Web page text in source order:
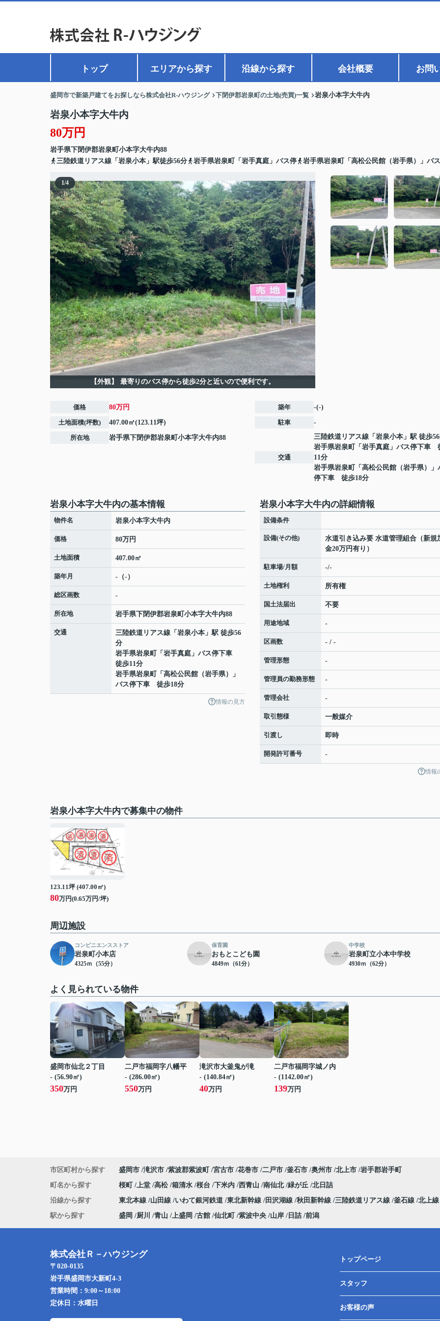
トップ エリアから探す 沿線から探す 会社概要 お問
盛岡市で新築戸建てをお探しなら株式会社R-ハウジング 下閉伊郡岩泉町の土地(売買)一覧 岩泉小本字大牛内
岩泉小本字大牛内
80万円
岩手県下閉伊郡岩泉町 小本字大牛内88
三陸鉄道リアス線「岩泉小本」駅徒歩56分
岩手県岩泉町「岩手真庭」バス停 岩手県岩泉町「高松公民館（岩手県）」バ
1/4
【外観】 最寄りのバス停から徒歩2分と近いので便利です。
価格 80万円
土地面積(坪数) 407.00㎡(123.11坪)
所在地 岩手県下閉伊郡岩泉町 小本字大牛内88
築年 -(-)
駐車 -
交通
三陸鉄道リアス線 「 岩泉小本 」駅 徒歩
岩手県岩泉町「岩手真庭」バス停下車
11分
岩手県岩泉町「高松公民館（岩手県）」
停下車 徒歩18分
岩泉小本字大牛内の基本情報
物件名 岩泉小本字大牛内
価格 80万円
土地面積 407.00㎡
築年月 -（-）
総区画数 -
所在地 岩手県下閉伊郡岩泉町 小本字大牛内88
交通 三陸鉄道リアス線 「 岩泉小本 」駅 徒歩56
分
岩手県岩泉町「岩手真庭」バス停下車
徒歩11分
岩手県岩泉町「高松公民館（岩手県）」
バス停下車 徒歩18分
情報の見方
岩泉小本字大牛内の詳細情報
設備条件
設備(その他)
水道引き込み要 水道管理組合（新規
金20万円有り）
駐車場/月額 -/-
土地権利 所有権
国土法届出 不要
用途地域 -
区画数 - / -
管理形態 -
管理員の勤務形態 -
管理会社 -
取引態様 一般媒介
引渡し 即時
開発許可番号 -
情報
岩泉小本字大牛内で募集中の物件
123.11坪 (407.00㎡)
80万円(0.65万円/坪)
周辺施設
コンビニエンスストア
岩泉町小本店
4325ｍ（55分）
保育園
おもとこども園
4849ｍ（61分）
中学校
岩泉町立小本中学校
4930ｍ（62分）
よく見られている物件
盛岡市仙北２丁目
- (56.90㎡)
350万円
二戸市福岡字八幡平
- (286.00㎡)
550万円
滝沢市大釜鬼が滝
- (140.84㎡)
40万円
二戸市福岡字城ノ内
- (1142.00㎡)
139万円
市区町村から探す 盛岡市 滝沢市 紫波郡紫波町 宮古市 花巻市 二戸市 釜石市 奥州市 北上市 岩手郡岩手町
町名から探す 桜町 上堂 高松 箱清水 桜台 下米内 西青山 南仙北 緑が丘 北日詰
沿線から探す 東北本線 山田線 いわて銀河鉄道 東北新幹線 田沢湖線 秋田新幹線 三陸鉄道リアス線 釜石線 北上
駅から探す 盛岡 厨川 青山 上盛岡 古館 仙北町 紫波中央 山岸 日詰 前潟
株式会社Ｒ－ハウジング
〒020-0135
岩手県盛岡市大新町4-3
営業時間： 9:00～18:00
定休日： 水曜日
トップページ
スタッフ
お客様の声